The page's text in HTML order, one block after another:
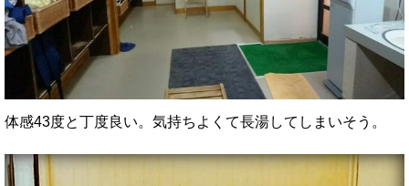
体感43度と丁度良い。気持ちよくて長湯してしまいそう。